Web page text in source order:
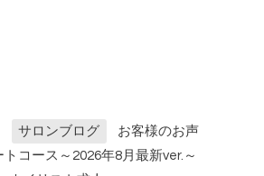
サロンブログ
お客様のお声
コース～2026年8月最新ver.～